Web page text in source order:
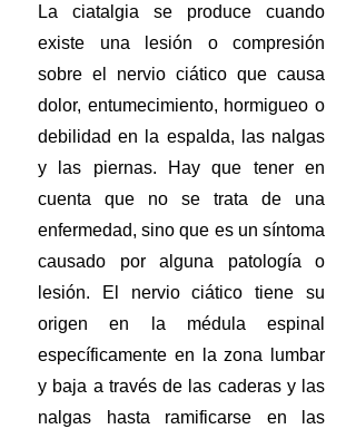
La ciatalgia se produce cuando
existe una lesión o compresión
sobre el nervio ciático que causa
dolor, entumecimiento, hormigueo o
debilidad en la espalda, las nalgas
y las piernas. Hay que tener en
cuenta que no se trata de una
enfermedad, sino que es un síntoma
causado por alguna patología o
lesión. El nervio ciático tiene su
origen en la médula espinal
específicamente en la zona lumbar
y baja a través de las caderas y las
nalgas hasta ramificarse en las